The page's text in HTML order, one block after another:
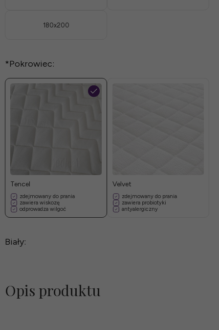
180x200
*Pokrowiec:
Tencel
zdejmowany do prania
zawiera wiskozę
odprowadza wilgoć
Velvet
zdejmowany do prania
zawiera probiotyki
antyalergiczny
Biały:
Opis produktu